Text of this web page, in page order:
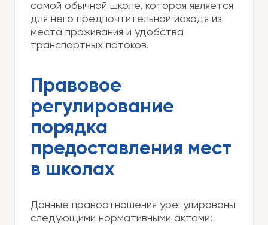
самой обычной школе, которая является
для него предпочтительной исходя из
места проживания и удобства
транспортных потоков.
Правовое
регулирование
порядка
предоставления мест
в школах
Данные правоотношения урегулированы
следующими нормативными актами: